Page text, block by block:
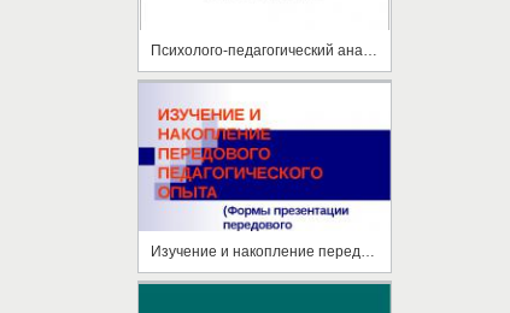
Психолого-педагогический анализ особенностей адаптации первоклассников к школе